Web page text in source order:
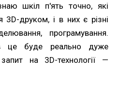
шкіл п'ять точно, які
3D-друком, і в них є різні
програмування.
це буде реально дуже
на 3D-технології —